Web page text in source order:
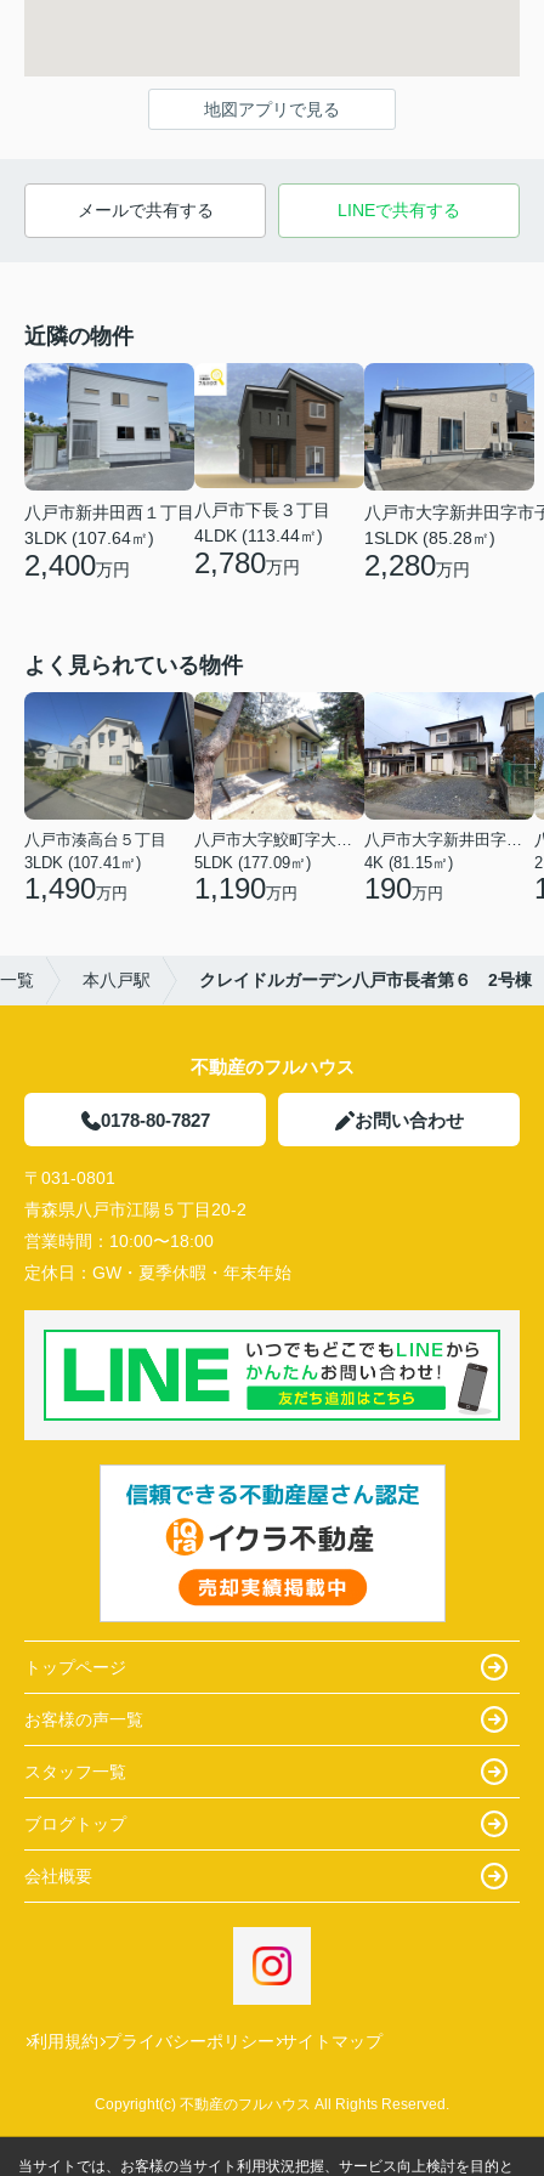
地図アプリで見る
メールで共有する LINEで共有する
近隣の物件
八戸市新井田西１丁目
3LDK (107.64㎡)
2,400万円
八戸市下長３丁目
4LDK (113.44㎡)
2,780万円
八戸市大字新井田字市
1SLDK (85.28㎡)
2,280万円
よく見られている物件
八戸市湊高台５丁目
3LDK (107.41㎡)
1,490万円
八戸市大字鮫町字大草離
5LDK (177.09㎡)
1,190万円
八戸市大字新井田字塩入
4K (81.15㎡)
190万円
覧 本八戸駅 クレイドルガーデン八戸市長者第６ 2号棟
不動産のフルハウス
0178-80-7827 お問い合わせ
〒031-0801
青森県八戸市江陽５丁目20-2
営業時間： 10:00〜18:00
定休日： GW・夏季休暇・年末年始
トップページ
お客様の声一覧
スタッフ一覧
ブログトップ
会社概要
利用規約 プライバシーポリシー サイトマップ
Copyright(c) 不動産のフルハウス All Rights Reserved.
当サイトでは、お客様の当サイト利用状況把握、サービス向上検討を目的と